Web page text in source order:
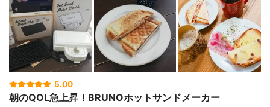
5.00
朝のQOL急上昇！BRUNOホットサンドメーカー